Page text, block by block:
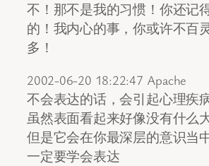
不！那不是我的习惯！你还记
的！我内心的事，你或许不百
多！
2002-06-20 18:22:47 Apache
不会表达的话，会引起心理疾
虽然表面看起来好像没有什么
但是它会在你最深层的意识当
一定要学会表达